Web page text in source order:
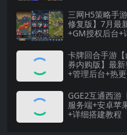
三网H5策略手
修复版】7月最
+GM授权后台+
卡牌回合手游
券内购版】最
+管理后台+热
GGE2互通西游
服务端+安卓苹
+详细搭建教程